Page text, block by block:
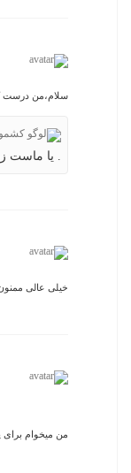
سلام،من درست
. یا ماست
خیلی عالی
من میخوام